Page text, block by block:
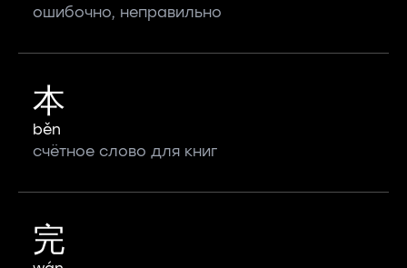
ошибочно, неправильно
本
běn
счётное слово для книг
完